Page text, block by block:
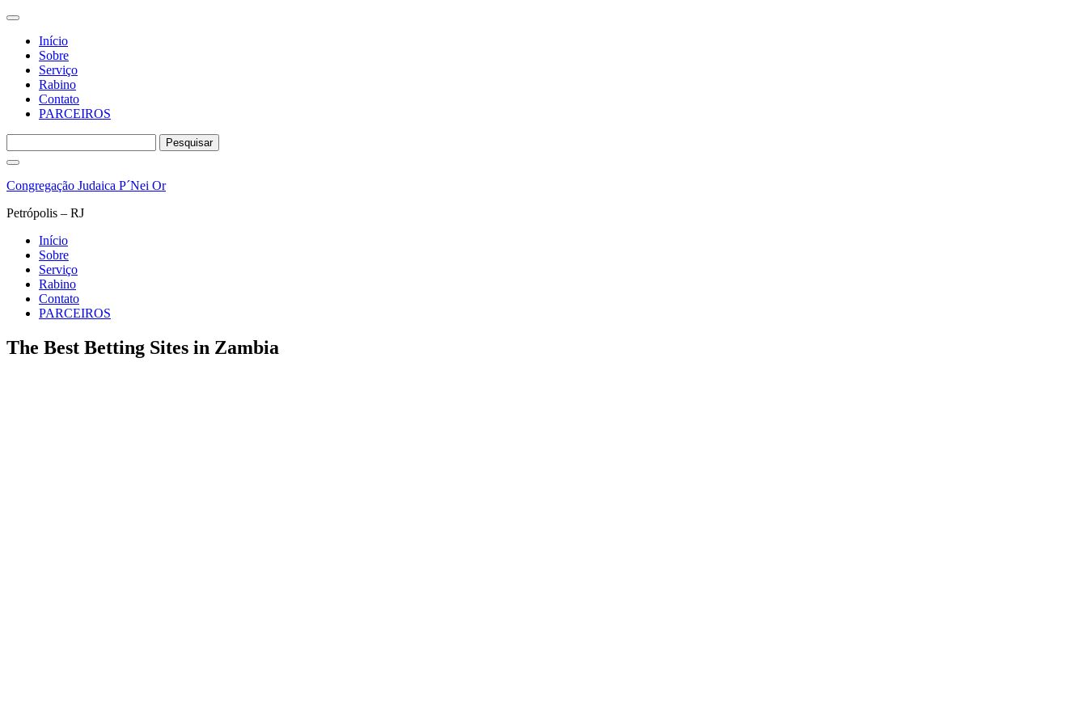
Início
Sobre
Serviço
Rabino
Contato
PARCEIROS
por:
Pular
o
Congregação Judaica P´Nei Or
Petrópolis – RJ
Início
Sobre
Serviço
Rabino
Contato
PARCEIROS
The Best Betting Sites in Zambia